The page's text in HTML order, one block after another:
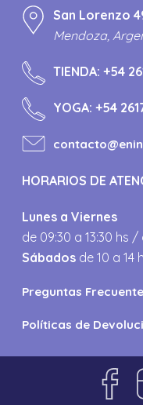
San Lorenzo
Mendoza,
TIENDA:+54
YOGA:+54
HORARIOS DE
Lunes a Viernes
de 09:30 a 13:30 hs /
Sábados de 10 a 14
Preguntas
Políticas de